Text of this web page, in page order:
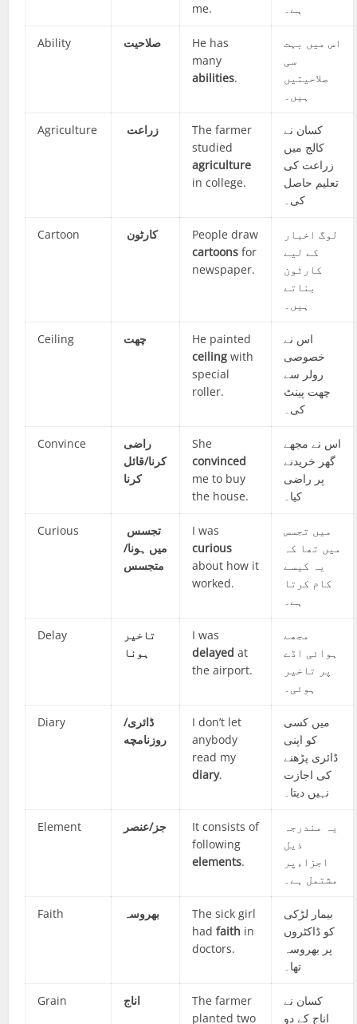
me.
ہے۔
Ability صلاحیت
He has
many
abilities.
اس میں بہت
سی
صلاحیتیں
ہیں۔
Agriculture زراعت
The farmer
studied
agriculture
in college.
کسان نے
کالج میں
زراعت کی
تعلیم حاصل
کی۔
Cartoon کارٹون
People draw
cartoons for
newspaper.
لوگ اخبار
کے لیے
کارٹون
بناتے
ہیں۔
Ceiling چھت
He painted
ceiling with
special
roller.
اس نے
خصوصی
رولر سے
چھت پینٹ
کی۔
Convince
راضی
کرنا/قائل
کرنا
She
convinced
me to buy
the house.
اس نے مجھے
گھر خریدنے
پر راضی
کیا۔
Curious
تجسس
میں ہونا/
متجسس
I was
curious
about how it
worked.
میں تجسس
میں تھا کہ
یہ کیسے
کام کرتا
ہے۔
Delay
تاخیر
ہونا
I was
delayed at
the airport.
مجھے
ہوائی اڈے
پر تاخیر
ہوئی۔
Diary
ڈائری/
روزنامچه
I don’t let
anybody
read my
diary.
میں کسی
کو اپنی
ڈائری پڑھنے
کی اجازت
نہیں دیتا۔
Element جز/عنصر
It consists of
following
elements.
یہ مندرجہ
ذیل
اجزاءپر
مشتمل ہے۔
Faith بھروسہ
The sick girl
hadfaith in
doctors.
بیمار لڑکی
کو ڈاکٹروں
پر بھروسہ
تھا۔
Grain اناج
The farmer
planted two
کسان نے
اناج کے دو